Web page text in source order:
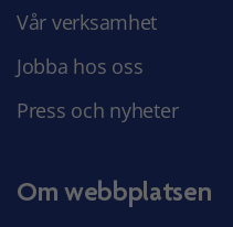
Vår verksamhet
Jobba hos oss
Press och nyheter
Om webbplatsen